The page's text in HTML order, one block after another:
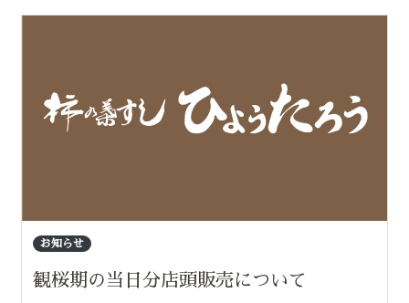
お知らせ
観桜期の当日分店頭販売について